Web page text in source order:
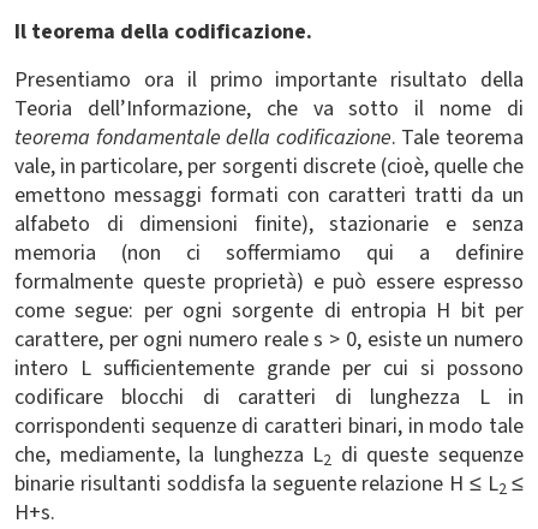
Il teorema della codificazione.
Presentiamo ora il primo importante risultato della
Teoria dell’Informazione, che va sotto il nome di
teorema fondamentale della codificazione. Tale teorema
vale, in particolare, per sorgenti discrete (cioè, quelle che
emettono messaggi formati con caratteri tratti da un
alfabeto di dimensioni finite), stazionarie e senza
memoria (non ci soffermiamo qui a definire
formalmente queste proprietà) e può essere espresso
come segue: per ogni sorgente di entropia H bit per
carattere, per ogni numero reale s > 0, esiste un numero
intero L sufficientemente grande per cui si possono
codificare blocchi di caratteri di lunghezza L in
corrispondenti sequenze di caratteri binari, in modo tale
che, mediamente, la lunghezza L2 di queste sequenze
binarie risultanti soddisfa la seguente relazione H ≤ L2≤
H+s.